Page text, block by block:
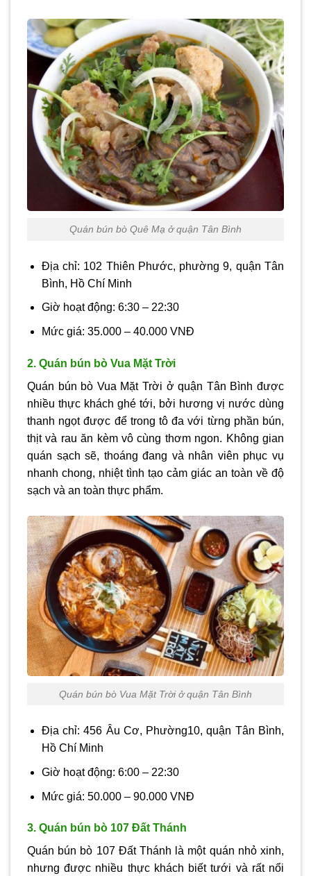
Quán bún bò Quê Mạ ở quận Tân Bình
Địa chỉ: 102 Thiên Phước, phường 9, quận Tân
Bình, Hồ Chí Minh
Giờ hoạt động: 6:30 – 22:30
Mức giá: 35.000 – 40.000 VNĐ
2. Quán bún bò Vua Mặt Trời
Quán bún bò Vua Mặt Trời ở quận Tân Bình được
nhiều thực khách ghé tới, bởi hương vị nước dùng
thanh ngọt được để trong tô đa với từng phần bún,
thịt và rau ăn kèm vô cùng thơm ngon. Không gian
quán sạch sẽ, thoáng đang và nhân viên phục vụ
nhanh chong, nhiệt tình tạo cảm giác an toàn về độ
sạch và an toàn thực phẩm.
Quán bún bò Vua Mặt Trời ở quận Tân Bình
Địa chỉ: 456 Âu Cơ, Phường10, quận Tân Bình,
Hồ Chí Minh
Giờ hoạt động: 6:00 – 22:30
Mức giá: 50.000 – 90.000 VNĐ
3. Quán bún bò 107 Đất Thánh
Quán bún bò 107 Đất Thánh là một quán nhỏ xinh,
nhưng được nhiều thực khách biết tưới và rất nổi